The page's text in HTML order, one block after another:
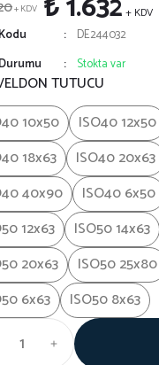
+ KDV + KDV
DE244032
Stokta var
TUTUCU
10x50
ISO40 12x50
18x63
ISO40 20x63
40x90
ISO40 6x50
12x63
ISO50 14x63
20x63
ISO50 25x80
6x63
ISO50 8x63